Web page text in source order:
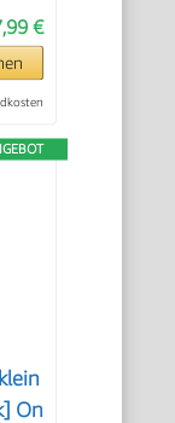
€
On